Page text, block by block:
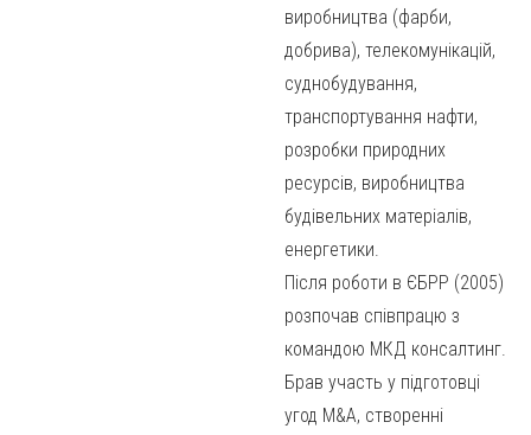
виробництва (фарби,
добрива), телекомунікацій,
суднобудування,
транспортування нафти,
розробки природних
ресурсів, виробництва
будівельних матеріалів,
енергетики.
Після роботи в ЄБРР (2005)
розпочав співпрацю з
командою МКД консалтинг.
Брав участь у підготовці
угод M&A, створенні